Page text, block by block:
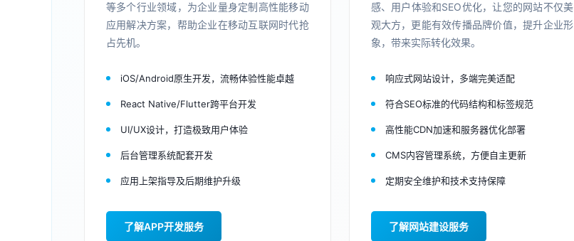
等多个行业领域，为企业量身定制高性能移动
应用解决方案，帮助企业在移动互联网时代抢
占先机。
iOS/Android原生开发，流畅体验性能卓越
React Native/Flutter跨平台开发
UI/UX设计，打造极致用户体验
后台管理系统配套开发
应用上架指导及后期维护升级
了解APP开发服务
感、用户体验和SEO优化，让您的网站不仅美
观大方，更能有效传播品牌价值，提升企业形
象，带来实际转化效果。
响应式网站设计，多端完美适配
符合SEO标准的代码结构和标签规范
高性能CDN加速和服务器优化部署
CMS内容管理系统，方便自主更新
定期安全维护和技术支持保障
了解网站建设服务